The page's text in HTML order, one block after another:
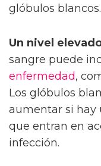
glóbulos blancos.
Un nivel
sangre puede
enfermedad,
Los glóbulos
aumentar si hay
que entran en
infección.